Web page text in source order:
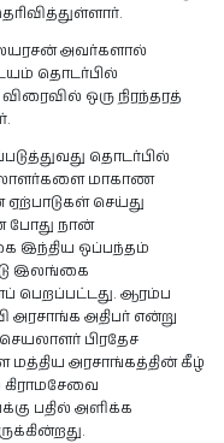
அவர்களால்
தொடர்பில்
ஒரு நிரந்தரத்
தொடர்பில்
மாகாண
செய்து
போது நான்
இந்திய ஒப்பந்தம்
இலங்கை
பெறப்பட்டது. ஆரம்ப
அரசாங்க அதிபர் என்று
பிரதேச
அரசாங்கத்தின் கீழ்
பதில் அளிக்க